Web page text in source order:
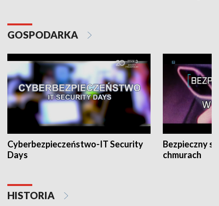
GOSPODARKA
Cyberbezpieczeństwo-IT Security
Days
Bezpieczny
chmurach
HISTORIA